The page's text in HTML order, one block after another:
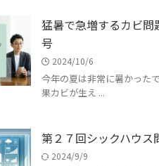
猛暑で急増するカビ
号
2024/10/6
今年の夏は非常に暑かった
果カビが生え ...
第２７回シックハウ
2024/9/9